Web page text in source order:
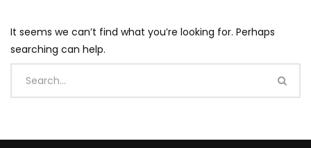
It seems we can’t find what you’re looking for. Perhaps
searching can help.